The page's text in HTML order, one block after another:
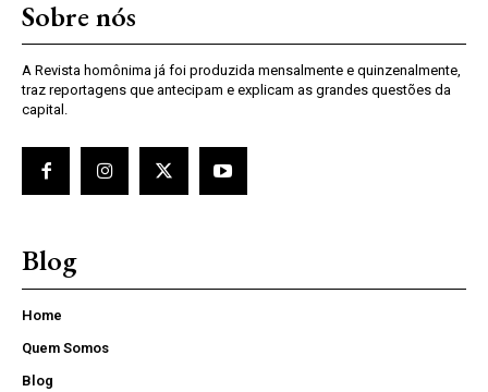
Sobre nós
A Revista homônima já foi produzida mensalmente e quinzenalmente,
traz reportagens que antecipam e explicam as grandes questões da
capital.
Blog
Home
Quem Somos
Blog